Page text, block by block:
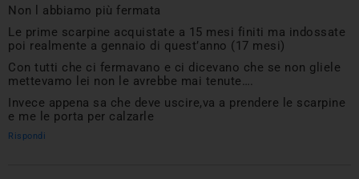
Non l abbiamo più fermata
Le prime scarpine acquistate a 15 mesi finiti ma indossate
poi realmente a gennaio di quest’anno (17 mesi)
Con tutti che ci fermavano e ci dicevano che se non gliele
mettevamo lei non le avrebbe mai tenute….
Invece appena sa che deve uscire,va a prendere le scarpine
e me le porta per calzarle
Rispondi